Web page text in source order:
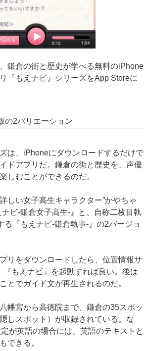
鎌倉の街と歴史が学べる無料のiPhone
『もえナビ』シリーズをApp Storeに
の2バリエーション
は、iPhoneにダウンロードするだけで
ドアプリだ。鎌倉の街と歴史を、声優
しむことができるのだ。
しい女子高生キャラクター”かやちゃ
ナビ-鎌倉女子高生-』と、自称二枚目執
る『もえナビ-鎌倉執事-』の2バージョ
リをダウンロードしたら、位置情報サ
『もえナビ』を起動すれば良い。後は
とでガイド文が再生されるのだ。
幡宮から高徳院まで、鎌倉の35スポッ
しスポット）が収録されている。な
が英語の場合には、英語のテキストと
できる。